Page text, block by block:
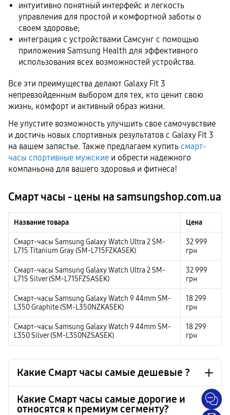
интуитивно понятный интерфейс и легкость
управления для простой и комфортной заботы о
своем здоровье;
интеграция с устройствами Самсунг с помощью
приложения Samsung Health для эффективного
использования всех возможностей устройства.
Все эти преимущества делают Galaxy Fit 3
непревзойденным выбором для тех, кто ценит свою
жизнь, комфорт и активный образ жизни.
Не упустите возможность улучшить свое самочувствие
и достичь новых спортивных результатов с Galaxy Fit 3
на вашем запястье. Также предлагаем купить смарт-
часы спортивные мужские и обрести надежного
компаньона для вашего здоровья и фитнеса!
Смарт часы - цены на samsungshop.com.ua
Название товара Цена
Смарт-часы Samsung Galaxy Watch Ultra 2 SM-
L715 Titanium Gray (SM-L715FZKASEK)
32 999
грн
Смарт-часы Samsung Galaxy Watch Ultra 2 SM-
L715 Silver (SM-L715FZSASEK)
32 999
грн
Смарт-часы Samsung Galaxy Watch 9 44mm SM-
L350 Graphite (SM-L350NZKASEK)
18 299
грн
Смарт-часы Samsung Galaxy Watch 9 44mm SM-
L350 Silver (SM-L350NZSASEK)
18 299
грн
Какие Смарт часы самые дешевые ?
Смарт-часы, фитнес-браслет Samsung Galaxy Fit3
1 999 грн
Какие Смарт часы самые дорогие и
относятся к премиум сегменту?